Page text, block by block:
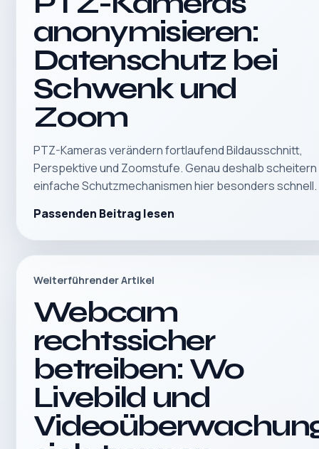
anonymisieren:
Datenschutz bei
Schwenk und
Zoom
PTZ-Kameras verändern fortlaufend Bildausschnitt,
Perspektive und Zoomstufe. Genau deshalb scheitern
einfache Schutzmechanismen hier besonders schnell.
Passenden Beitrag lesen
Weiterführender Artikel
Webcam
rechtssicher
betreiben: Wo
Livebild und